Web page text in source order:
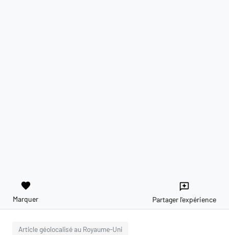
favorite
Marquer
reviews
Partager l'expérience
Article géolocalisé au Royaume-Uni